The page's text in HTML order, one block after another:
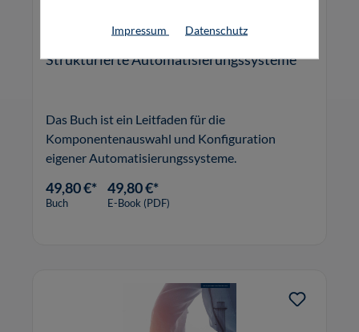
Strukturierte Automatisierungssysteme
Das Buch ist ein Leitfaden für die
Komponentenauswahl und Konfiguration
eigener Automatisierungssysteme.
49,80 €*
Buch
49,80 €*
E-Book (PDF)
Impressum Datenschutz